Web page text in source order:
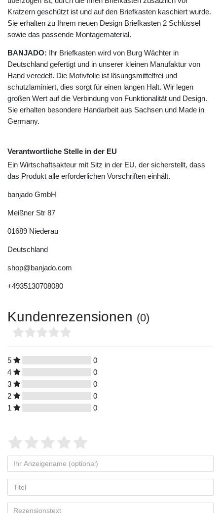
Kratzern geschützt ist und auf den Briefkasten kaschiert wurde.
Sie erhalten zu Ihrem neuen Design Briefkasten 2 Schlüssel
sowie das passende Montagematerial.
BANJADO: Ihr Briefkasten wird von Burg Wächter in
Deutschland gefertigt und in unserer kleinen Manufaktur von
Hand veredelt. Die Motivfolie ist lösungsmittelfrei und
schutzlaminiert, dies sorgt für einen langen Halt. Wir legen
großen Wert auf die Verbindung von Funktionalität und Design.
Sie erhalten besondere Handarbeit aus Sachsen und Made in
Germany.
Verantwortliche Stelle in der EU
Ein Wirtschaftsakteur mit Sitz in der EU, der sicherstellt, dass
das Produkt alle erforderlichen Vorschriften einhält.
banjado GmbH
Meißner Str 87
01689 Niederau
Deutschland
shop@banjado.com
+4935130708080
Kundenrezensionen (0)
5
0
4
0
3
0
2
0
1
0